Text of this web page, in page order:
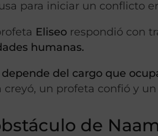
para iniciar un conflicto
Eliseo respondió con
humanas.
del cargo que
creyó, un profeta confió y
de